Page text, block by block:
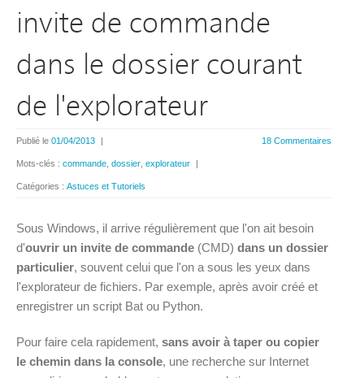
invite de commande
dans le dossier courant
de l'explorateur
18 Commentaires
Publié le 01/04/2013 |
Mots-clés : commande dossier explorateur |
Catégories : Astuces et Tutoriels
Sous Windows, il arrive régulièrement que l'on ait besoin
d'ouvrir un invite de commande (CMD) dans un dossier
particulier, souvent celui que l'on a sous les yeux dans
l'explorateur de fichiers. Par exemple, après avoir créé et
enregistrer un script Bat ou Python.
Pour faire cela rapidement, sans avoir à taper ou copier
le chemin dans la console, une recherche sur Internet